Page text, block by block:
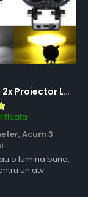
BZRSH Set 2x Proiector LED Bufnita 50W Lupa 2 Faze Alb-Galben 12-24V Moto ATV
Acum 3
o lumina buna,
un atv